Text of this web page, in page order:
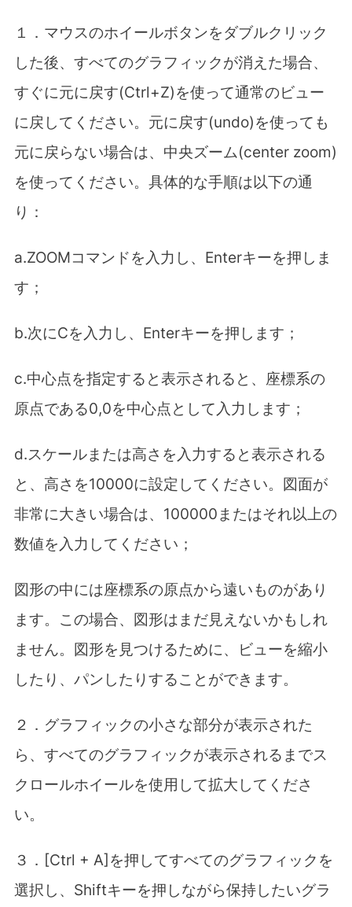
１．マウスのホイールボタンをダブルクリック
した後、すべてのグラフィックが消えた場合、
すぐに元に戻す(Ctrl+Z)を使って通常のビュー
に戻してください。元に戻す(undo)を使っても
元に戻らない場合は、中央ズーム(center zoom)
を使ってください。具体的な手順は以下の通
り：
a.ZOOMコマンドを入力し、 Enterキーを押しま
す；
b.次にCを入力し、 Enterキーを押します；
c.中心点を指定すると表示されると、座標系の
原点である0,0を中心点として入力します；
d.スケールまたは高さを入力すると表示される
と、高さを10000に設定してください。図面が
非常に大きい場合は、 100000またはそれ以上の
数値を入力してください；
図形の中には座標系の原点から遠いものがあり
ます。この場合、図形はまだ見えないかもしれ
ません。図形を見つけるために、ビューを縮小
したり、パンしたりすることができます。
２．グラフィックの小さな部分が表示された
ら、すべてのグラフィックが表示されるまでス
クロールホイールを使用して拡大してくださ
い。
３． [Ctrl + A]を押してすべてのグラフィックを
選択し、 Shiftキーを押しながら保持したいグラ